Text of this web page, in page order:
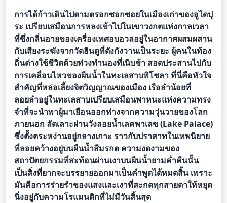
การได้ก้าวเดินไปตามตรอกซอกซอยในเมืองเก่าของอูไดปุ
ระ เปรียบเสมือนการหลงเข้าไปในเขาวงกตแห่งกาลเวลา
ที่ซึ่งกลิ่นอายของเครื่องเทศอบอวลอยู่ในอากาศผสมผสาน
กับเสียงระฆังจากวัดฮินดูที่ดังกังวานเป็นระยะ ผู้คนในท้อง
ถิ่นต่างใช้ชีวิตด้วยท่วงทำนองที่เนิบช้า สอดประสานไปกับ
การเคลื่อนไหวของผืนน้ำในทะเลสาบพิโชลา ที่นี่คือหัวใจ
สำคัญที่หล่อเลี้ยงจิตวิญญาณของเมือง เรือลำน้อยที่
ลอยลำอยู่ในทะเลสาบเปรียบเสมือนพาหนะแห่งความทรง
จำที่จะนำพาผู้มาเยือนออกห่างจากความวุ่นวายของโลก
ภายนอก ลัดเลาะผ่านวังลอยน้ำเลคพาเลซ (Lake Palace)
ซึ่งตั้งตระหง่านอยู่กลางเกาะ ราวกับปราสาทในเทพนิยาย
ที่ลอยคว้างอยู่บนผืนน้ำสีมรกต ความงดงามของ
สถาปัตยกรรมที่สะท้อนผ่านเงาบนผืนน้ำยามค่ำคืนนั้น
เป็นสิ่งที่ยากจะบรรยายออกมาเป็นคำพูดได้หมดสิ้น เพราะ
มันคือการร่ายรำของแสงและเงาที่สะกดทุกสายตาให้หยุด
นิ่งอยู่กับความโรแมนติกที่ไม่มีวันสิ้นสุด